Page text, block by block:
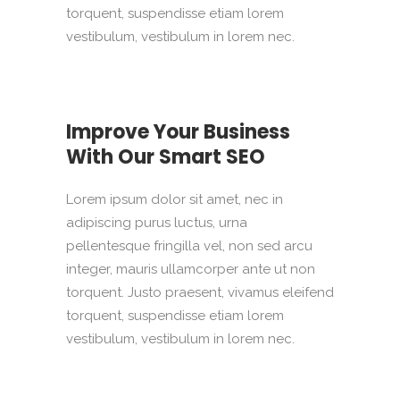
torquent, suspendisse etiam lorem
vestibulum, vestibulum in lorem nec.
Improve Your Business
With Our Smart SEO
Lorem ipsum dolor sit amet, nec in
adipiscing purus luctus, urna
pellentesque fringilla vel, non sed arcu
integer, mauris ullamcorper ante ut non
torquent. Justo praesent, vivamus eleifend
torquent, suspendisse etiam lorem
vestibulum, vestibulum in lorem nec.